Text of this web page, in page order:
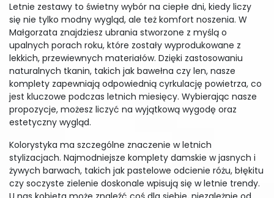
Letnie zestawy to świetny wybór na ciepłe dni, kiedy liczy
się nie tylko modny wygląd, ale też komfort noszenia. W
Małgorzata znajdziesz ubrania stworzone z myślą o
upalnych porach roku, które zostały wyprodukowane z
lekkich, przewiewnych materiałów. Dzięki zastosowaniu
naturalnych tkanin, takich jak bawełna czy len, nasze
komplety zapewniają odpowiednią cyrkulację powietrza, co
jest kluczowe podczas letnich miesięcy. Wybierając nasze
propozycje, możesz liczyć na wyjątkową wygodę oraz
estetyczny wygląd.
Kolorystyka ma szczególne znaczenie w letnich
stylizacjach. Najmodniejsze komplety damskie w jasnych i
żywych barwach, takich jak pastelowe odcienie różu, błękitu
czy soczyste zielenie doskonale wpisują się w letnie trendy.